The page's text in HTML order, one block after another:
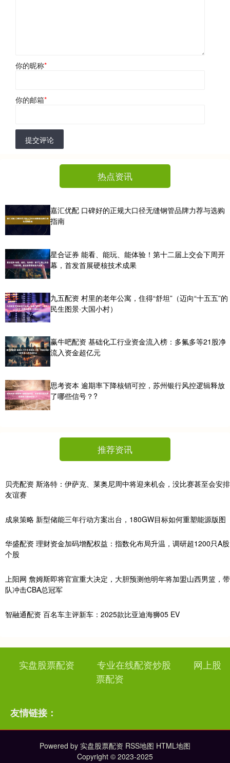
你的昵称*
你的邮箱*
提交评论
热点资讯
嘉汇优配 口碑好的正规大口径无缝钢管品牌力荐与选购
指南
星合证券 能看、能玩、能体验！第十二届上交会下周开
幕，首发首展硬核技术成果
九五配资 村里的老年公寓，住得“舒坦”（迈向“十五五”的
民生图景·大国小村）
赢牛吧配资 基础化工行业资金流入榜：多氟多等21股净
流入资金超亿元
思考资本 逾期率下降核销可控，苏州银行风控逻辑释放
了哪些信号？?
推荐资讯
贝壳配资 斯洛特：伊萨克、莱奥尼周中将迎来机会，没比赛甚至会安排
友谊赛
成泉策略 新型储能三年行动方案出台，180GW目标如何重塑能源版图
华盛配资 理财资金加码增配权益：指数化布局升温，调研超1200只A股
个股
上阳网 詹姆斯即将官宣重大决定，大胆预测他明年将加盟山西男篮，带
队冲击CBA总冠军
智融通配资 百名车主评新车：2025款比亚迪海狮05 EV
实盘股票配资 专业在线配资炒股
网上股
票配资
友情链接：
Powered by 实盘股票配资 RSS地图 HTML地图
Copyright © 2023-2025